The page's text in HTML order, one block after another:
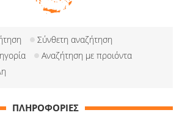
Σύνθετη αναζήτηση
Αναζήτηση με προιόντα
ΠΛΗΡΟΦΟΡΙΕΣ